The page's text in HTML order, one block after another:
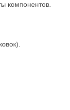
компонентов.